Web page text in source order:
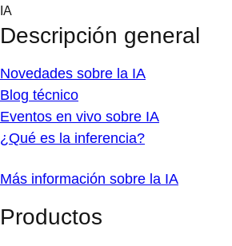
Skip
content
IA
Descripción general
Novedades sobre la IA
Blog técnico
Eventos en vivo sobre IA
¿Qué es la inferencia?
Más información sobre la IA
Productos